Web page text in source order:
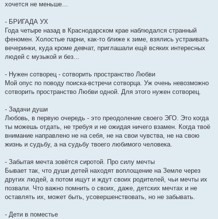
хочется не меньше…
- БРИГАДА УХ
Года четыре назад в Краснодарском крае наблюдался странный
феномен. Холостые парни, как-то ближе к зиме, взялись устраивать
вечеринки, куда кроме девчат, приглашали ещё всяких интересных
людей с музыкой и без...
- Нужен сотворец - сотворить пространство Любви
Мой опус по поводу поиска-встречи сотворца. Уж очень невозможно
сотворить пространство Любви одной. Для этого нужен сотворец.
- Задачи души
Любовь, в первую очередь - это преодоление своего ЭГО. Это когда
ты можешь отдать, не требуя и не ожидая ничего взамен. Когда твоё
внимание направлено не на себя, не на свои чувства, не на свою
жизнь и судьбу, а на судьбу твоего любимого человека.
- Забытая мечта зовётся сиротой. Про силу мечты
Бывает так, что души детей находят воплощение на Земле через
других людей, а потом ищут и ждут своих родителей, чьи мечты их
позвали. Что важно помнить о своих, даже, детских мечтах и не
оставлять их, может быть, усовершенствовать, но не забывать.
- Дети в поместье